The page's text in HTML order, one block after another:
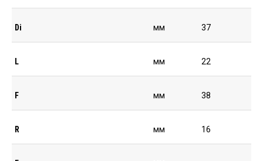
Di мм 37
L мм 22
F мм 38
R мм 16